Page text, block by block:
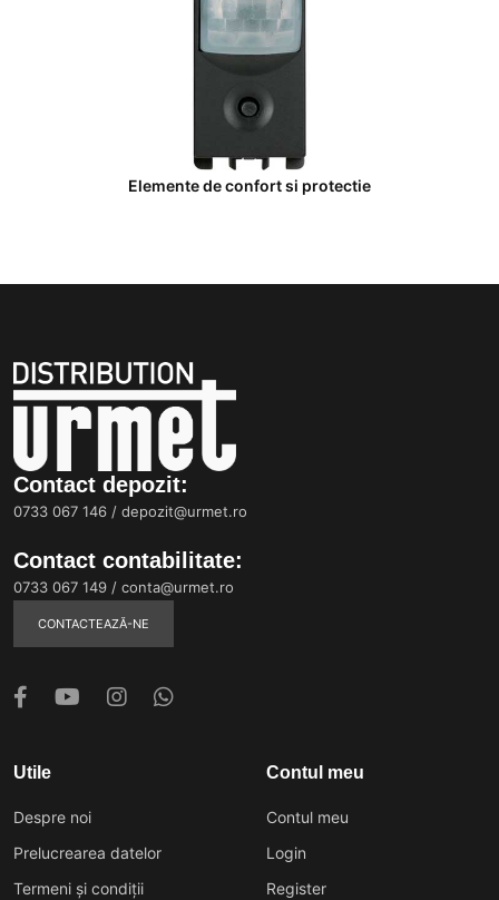
Elemente de confort si protectie
Contact depozit:
0733 067 146 / depozit@urmet.ro
Contact contabilitate:
0733 067 149 / conta@urmet.ro
CONTACTEAZĂ-NE
Utile
Despre noi
Prelucrearea datelor
Termeni și condiții
Contul meu
Contul meu
Login
Register